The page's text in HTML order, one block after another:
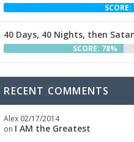
40 Days, 40 Nights, then
SCORE: 78%
RECENT COMMENTS
Alex 02/17/2014
on I AM the Greatest